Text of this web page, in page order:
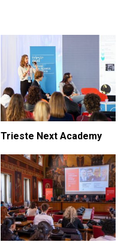
Trieste Next Academy